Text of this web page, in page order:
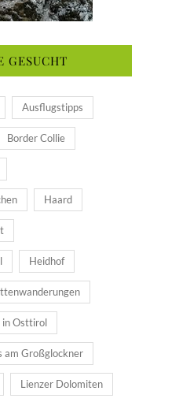
GESUCHT
Ausflugstipps
Border Collie
Haard
Heidhof
in Osttirol
am Großglockner
Lienzer Dolomiten